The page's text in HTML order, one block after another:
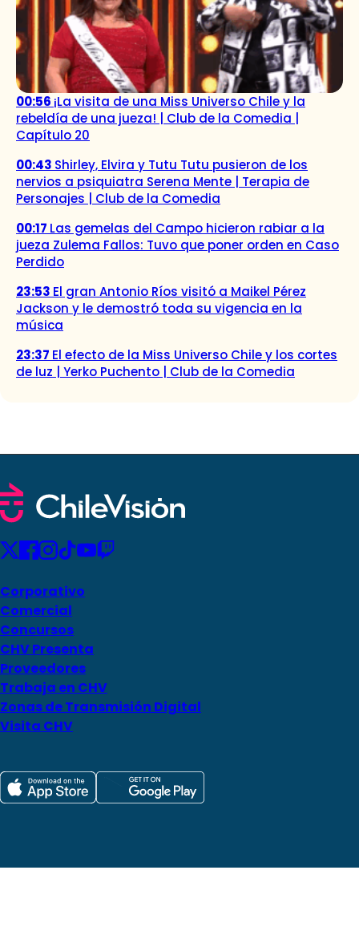
00:56 ¡La visita de una Miss Universo Chile y la
rebeldía de una jueza! | Club de la Comedia |
Capítulo 20
00:43 Shirley, Elvira y Tutu Tutu pusieron de los
nervios a psiquiatra Serena Mente | Terapia de
Personajes | Club de la Comedia
00:17 Las gemelas del Campo hicieron rabiar a la
jueza Zulema Fallos: Tuvo que poner orden en Caso
Perdido
23:53 El gran Antonio Ríos visitó a Maikel Pérez
Jackson y le demostró toda su vigencia en la
música
23:37 El efecto de la Miss Universo Chile y los cortes
de luz | Yerko Puchento | Club de la Comedia
Corporativo
Comercial
Concursos
CHV Presenta
Proveedores
Trabaja en CHV
Zonas de Transmisión Digital
Visita CHV